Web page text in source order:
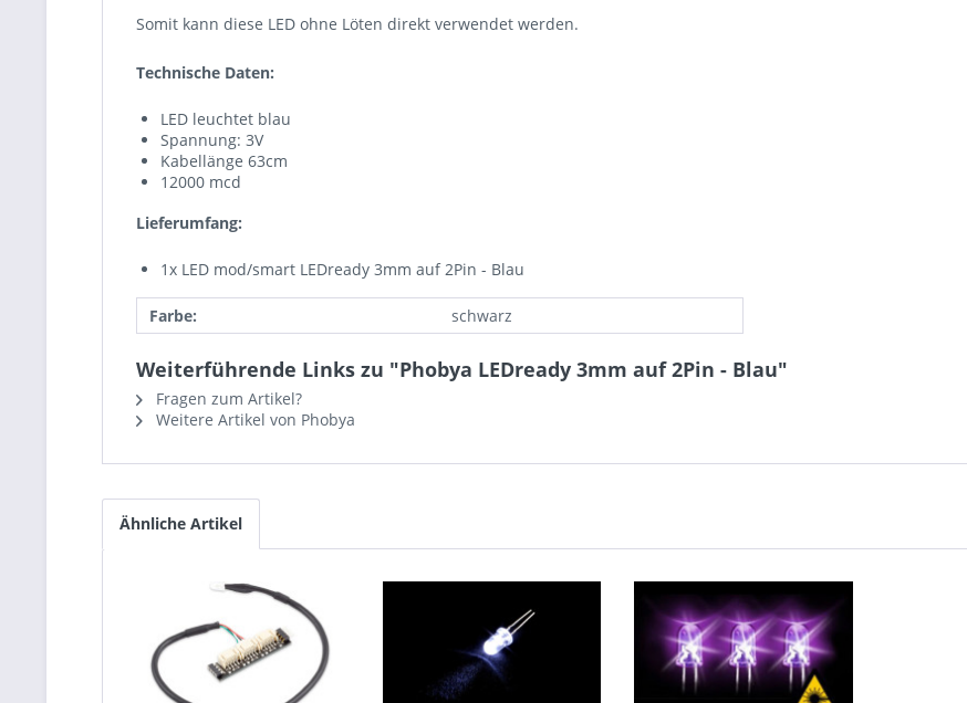
Somit kann diese LED ohne Löten direkt verwendet werden.
Technische Daten:
LED leuchtet blau
Spannung: 3V
Kabellänge 63cm
12000 mcd
Lieferumfang:
1x LED mod/smart LEDready 3mm auf 2Pin - Blau
Farbe: schwarz
Weiterführende Links zu "Phobya LEDready 3mm auf 2Pin - Blau"
Fragen zum Artikel?
Weitere Artikel von Phobya
Ähnliche Artikel